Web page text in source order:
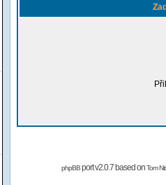
phpBBport v2.0.7 based onTom